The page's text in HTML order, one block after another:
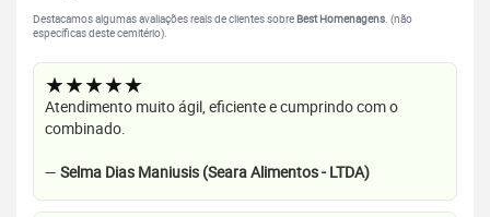
Destacamos algumas avaliações reais de clientes sobreBest Homenagens. (não
específicas deste cemitério).
★★★★★
Atendimento muito ágil, eficiente e cumprindo com o
combinado.
— Selma Dias Maniusis (Seara Alimentos - LTDA)